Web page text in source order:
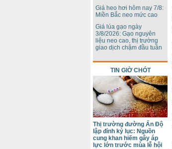
Giá heo hơi hôm nay 7/8:
Miền Bắc neo mức cao
Giá lúa gạo ngày
3/8/2026: Gạo nguyên
liệu neo cao, thị trường
giao dịch chậm đầu tuần
TIN GIỜ CHÓT
Thị trường đường Ấn Độ
lập đỉnh kỷ lục: Nguồn
cung khan hiếm gây áp
lực lớn trước mùa lễ hội